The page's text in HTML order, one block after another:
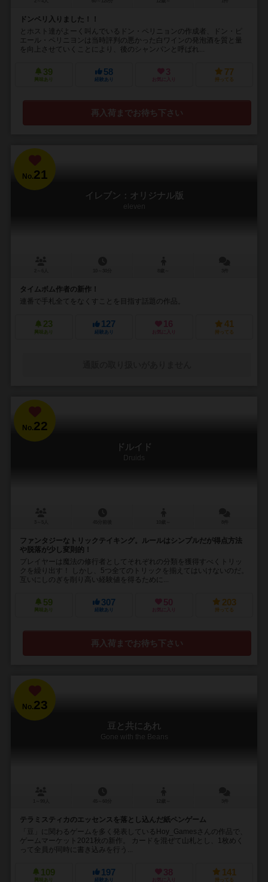
ドンペリ入りました！！
とホスト達がよーく叫んでいるドン・ペリニョンの作成者、ドン・ピ
エール・ペリニヨンは当時評判の悪かった白ワインの発泡酒を質と量
を向上させていくことにより、後のシャンパンと呼ばれ...
39
興味あり
58
経験あり
3
お気に入り
77
持ってる
再入荷までお待ち下さい
No.21
イレブン：オリジナル版
eleven
タイムボム作者の新作！
連番で手札全てをなくすことを目指す話題の作品。
23
興味あり
127
経験あり
16
お気に入り
41
持ってる
No.22
ドルイド
Druids
ファンタジーなトリックテイキング。ルールはシンプルだが得点方法
や脱落が少し変則的！
プレイヤーは魔法の修行者としてそれぞれの分類を獲得すべくトリッ
クを繰り出す！ しかし、5つ全てのトリックを揃えてはいけないのだ。
互いにしのぎを削り高い経験値を得るために...
59
興味あり
307
経験あり
50
お気に入り
203
持ってる
再入荷までお待ち下さい
No.23
豆と共にあれ
Gone with the Beans
テラミスティカのエッセンスを落とし込んだ紙ペンゲーム
「豆」に関わるゲームを多く発表しているHoy_Gamesさんの作品で、
ゲームマーケット2021秋の新作。 カードを混ぜて山札とし、1枚めく
って全員が同時に書き込みを行う...
109
興味あり
197
経験あり
38
お気に入り
141
持ってる